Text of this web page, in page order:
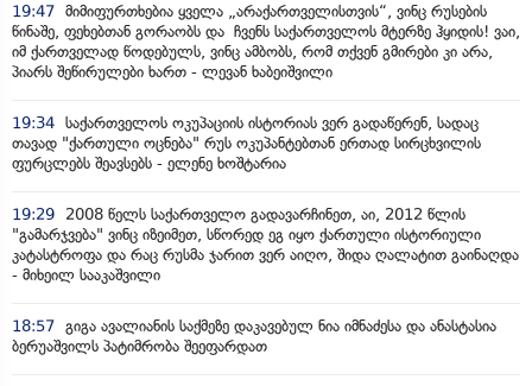
19:47 მიმიფურთხებია ყველა „არაქართველისთვის“, ვინც რუსების
წინაშე, ფეხებთან გორაობს და ჩვენს საქართველოს მტერზე ჰყიდის! ვაი,
იმ ქართველად წოდებულს, ვინც ამბობს, რომ თქვენ გმირები კი არა,
პიარს შეწირულები ხართ - ლევან ხაბეიშვილი
19:34 საქართველოს ოკუპაციის ისტორიას ვერ გადაწერენ, სადაც
თავად "ქართული ოცნება" რუს ოკუპანტებთან ერთად სირცხვილის
ფურცლებს შეავსებს - ელენე ხოშტარია
19:29
2008 წელს საქართველო გადავარჩინეთ, აი, 2012 წლის
"გამარჯვება" ვინც იზეიმეთ, სწორედ ეგ იყო ქართული ისტორიული
კატასტროფა და რაც რუსმა ჯარით ვერ აიღო, შიდა ღალატით გაინაღდა
- მიხეილ სააკაშვილი
18:57 გიგა ავალიანის საქმეზე დაკავებულ ნია იმნაძესა და ანასტასია
ბერუაშვილს პატიმრობა შეეფარდათ